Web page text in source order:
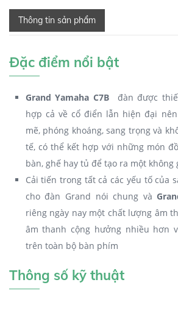
Thông tin sản phẩm
Đặc điểm nổi bật
Grand Yamaha C7B đàn được
hợp cả về cổ điển lẫn hiện đại
mẽ, phóng khoáng, sang trọng và
tế, có thể kết hợp với những món
bàn, ghế hay tủ để tạo ra một không
Cải tiến trong tất cả các yếu tố của
cho đàn Grand nói chung và
riêng ngày nay một chất lượng âm
âm thanh cộng hưởng nhiều hơn
trên toàn bộ bàn phím
Thông số kỹ thuật